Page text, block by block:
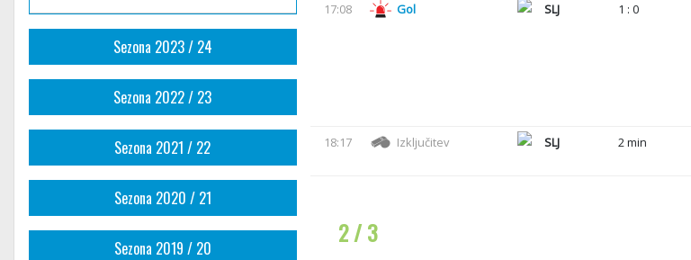
Sezona 2023 / 24
Sezona 2022 / 23
Sezona 2021 / 22
Sezona 2020 / 21
Sezona 2019 / 20
17:08 Gol SLJ 1 : 0
18:17 Izključitev SLJ 2 min
2 / 3